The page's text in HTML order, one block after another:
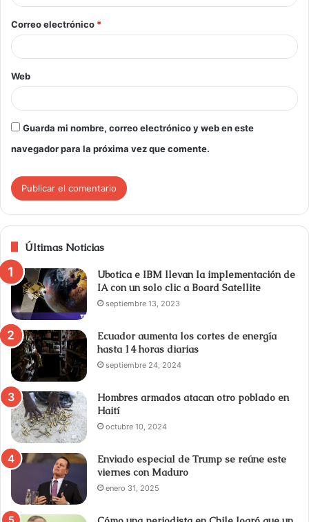
Correo electrónico *
Web
Guarda mi nombre, correo electrónico y web en este
navegador para la próxima vez que comente.
Últimas Noticias
Ubotica e IBM llevan la implementación de
IA con un solo clic a Board Satellite
septiembre 13, 2023
Ecuador aumenta los cortes de energía
hasta 14 horas diarias
septiembre 24, 2024
Hombres armados atacan otro poblado en
Haití
octubre 10, 2024
Enviado especial de Trump se reúne este
viernes con Maduro
enero 31, 2025